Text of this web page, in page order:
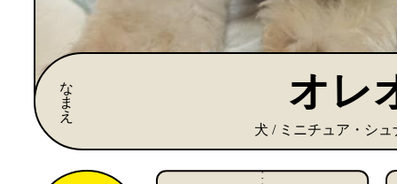
な
ま
え
オレ
犬 / ミニチュア・シュ